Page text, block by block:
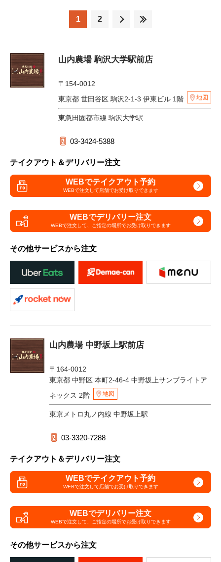
1 2
山内農場 駒沢大学駅前店
〒154-0012
東京都 世田谷区 駒沢2-1-3 伊東ビル 1階
地図
東急田園都市線 駒沢大学駅
03-3424-5388
テイクアウト＆デリバリー注文
WEBでテイクアウト予約
WEBで注文して店舗でお受け取りできます
WEBでデリバリー注文
WEBで注文して、 ご指定の場所でお受け取りできます
その他サービスから注文
山内農場 中野坂上駅前店
〒164-0012
東京都 中野区 本町2-46-4 中野坂上サンブライトア
ネックス 2階
地図
東京メトロ丸ノ内線 中野坂上駅
03-3320-7288
テイクアウト＆デリバリー注文
WEBでテイクアウト予約
WEBで注文して店舗でお受け取りできます
WEBでデリバリー注文
WEBで注文して、 ご指定の場所でお受け取りできます
その他サービスから注文